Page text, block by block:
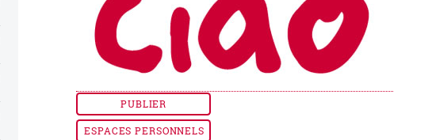
PUBLIER
ESPACES PERSONNELS